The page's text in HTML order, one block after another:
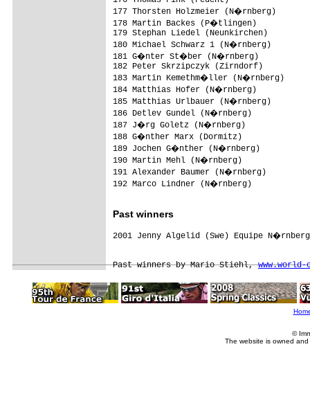
177 Thorsten Holzmeier
178 Martin Backes (P�tlingen)
179 Stephan Liedel (Neunkirchen)
180 Michael Schwarz 1
181 G�nter St�ber (N�rnberg)
182 Peter Skrzipczyk (Zirndorf)
183 Martin Kemethm�ller
184 Matthias Hofer (N�rnberg)
185 Matthias Urlbauer (N�rnberg)
186 Detlev Gundel (N�rnberg)
187 J�rg Goletz (N�rnberg)
188 G�nther Marx (Dormitz)
189 Jochen G�nther (N�rnberg)
190 Martin Mehl (N�rnberg)
191 Alexander Baumer (N�rnberg)
192 Marco Lindner (N�rnberg)
Past winners
2001 Jenny Algelid (Swe)
Past winners by Mario Stiehl,
©
The website is owned